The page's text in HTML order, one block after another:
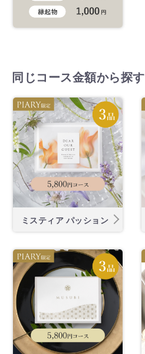
同じコース金額から探す
ミスティア パッション